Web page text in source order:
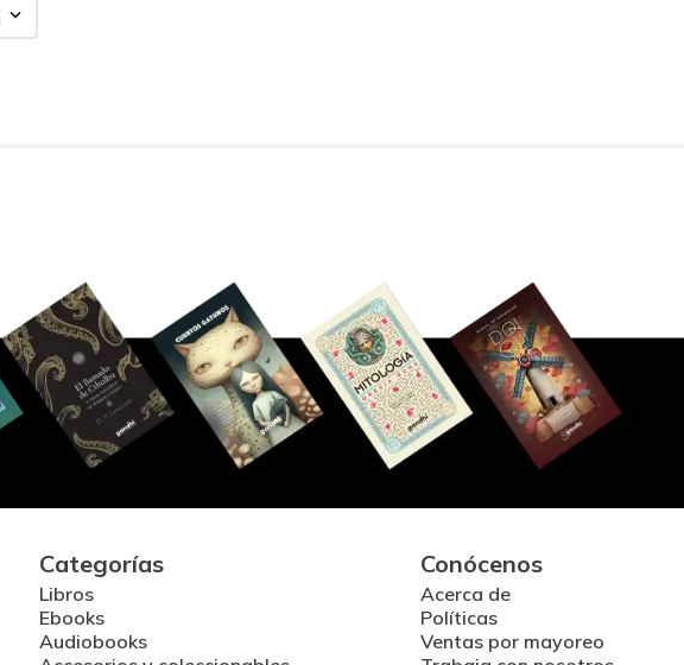
Categorías
Libros
Ebooks
Audiobooks
Conócenos
Acerca de
Políticas
Ventas por mayoreo